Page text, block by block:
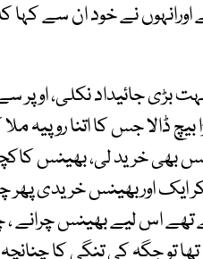
نے خود ان سے کہا
بڑی جائیداد نکلی، اوپر
ڈالا جس کا اتنا روپیہ
بھی خرید لی، بھینس
ایک اوربھینس خریدی پھر
اس لیے بھینس چرانے ،
تو جگہ کی تنگی کا